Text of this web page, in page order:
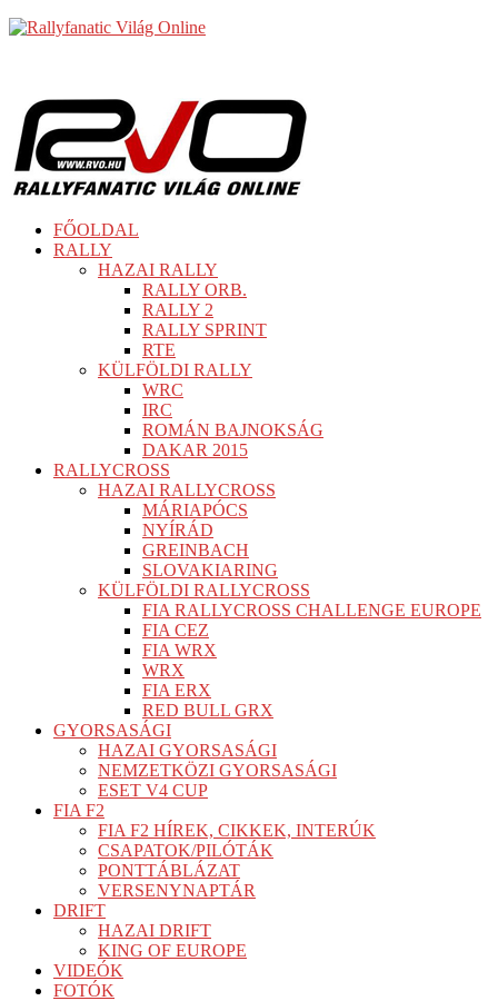
FŐOLDAL
RALLY
HAZAI RALLY
RALLY ORB.
RALLY 2
RALLY SPRINT
RTE
KÜLFÖLDI RALLY
WRC
IRC
ROMÁN BAJNOKSÁG
DAKAR 2015
RALLYCROSS
HAZAI RALLYCROSS
MÁRIAPÓCS
NYÍRÁD
GREINBACH
SLOVAKIARING
KÜLFÖLDI RALLYCROSS
FIA RALLYCROSS CHALLENGE EUROPE
FIA CEZ
FIA WRX
WRX
FIA ERX
RED BULL GRX
GYORSASÁGI
HAZAI GYORSASÁGI
NEMZETKÖZI GYORSASÁGI
ESET V4 CUP
FIA F2
FIA F2 HÍREK, CIKKEK, INTERÚK
CSAPATOK/PILÓTÁK
PONTTÁBLÁZAT
VERSENYNAPTÁR
DRIFT
HAZAI DRIFT
KING OF EUROPE
VIDEÓK
FOTÓK